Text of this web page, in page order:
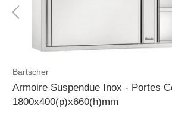
Bartscher
Armoire Suspendue Inox - Portes
1800x400(p)x660(h)mm